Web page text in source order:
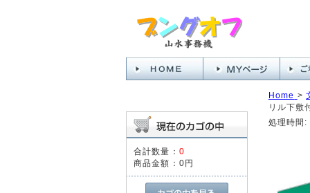
合計数量： 0
商品金額： 0円
Home >
リル下
処理時間